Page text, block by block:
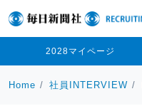
2028マイページ
Home 社員INTERVIEW